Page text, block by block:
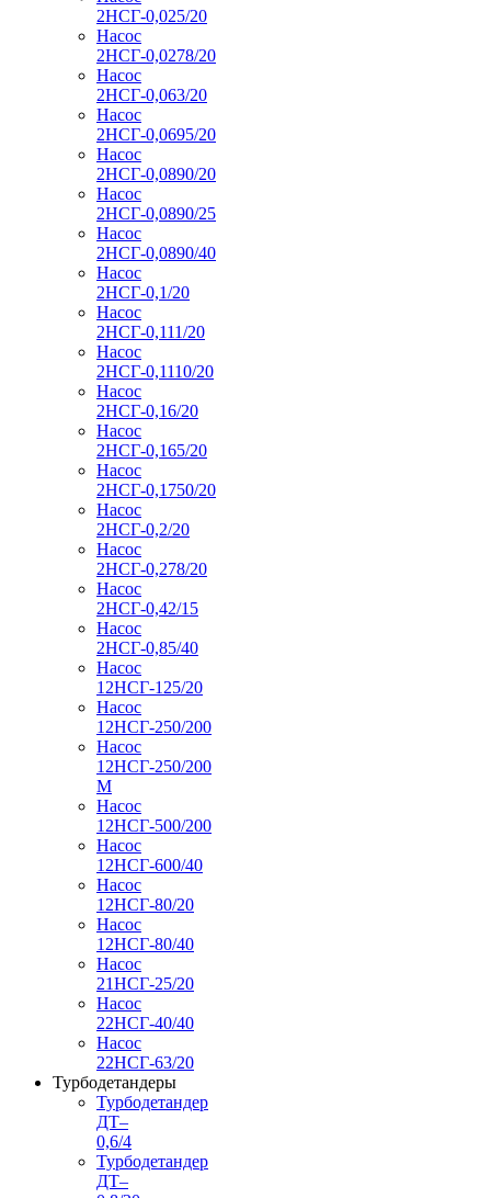
2НСГ-0,025/20
Насос
2НСГ-0,0278/20
Насос
2НСГ-0,063/20
Насос
2НСГ-0,0695/20
Насос
2НСГ-0,0890/20
Насос
2НСГ-0,0890/25
Насос
2НСГ-0,0890/40
Насос
2НСГ-0,1/20
Насос
2НСГ-0,111/20
Насос
2НСГ-0,1110/20
Насос
2НСГ-0,16/20
Насос
2НСГ-0,165/20
Насос
2НСГ-0,1750/20
Насос
2НСГ-0,2/20
Насос
2НСГ-0,278/20
Насос
2НСГ-0,42/15
Насос
2НСГ-0,85/40
Насос
12НСГ-125/20
Насос
12НСГ-250/200
Насос
12НСГ-250/200
М
Насос
12НСГ-500/200
Насос
12НСГ-600/40
Насос
12НСГ-80/20
Насос
12НСГ-80/40
Насос
21НСГ-25/20
Насос
22НСГ-40/40
Насос
22НСГ-63/20
Турбодетандеры
Турбодетандер
ДТ–
0,6/4
Турбодетандер
ДТ–